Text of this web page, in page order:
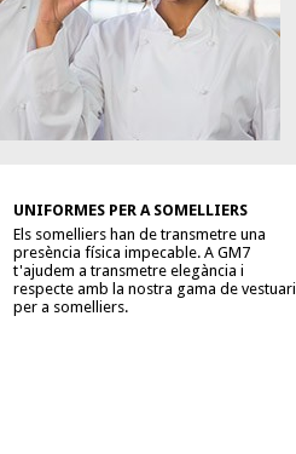
UNIFORMES PER A SOMELLIERS
Els somelliers han de transmetre una
presència física impecable. A GM7
t'ajudem a transmetre elegància i
respecte amb la nostra gama de vestuari
per a somelliers.